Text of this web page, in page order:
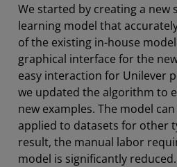
We started by creating a new
learning model that
of the existing in-house
graphical interface for the
easy interaction for Unilever
we updated the algorithm to
new examples. The model
applied to datasets for other
result, the manual labor
model is significantly reduced.